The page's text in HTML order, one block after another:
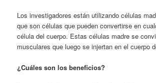
Los investigadores están utilizando células
que son células que pueden convertirse en
célula del cuerpo. Estas células madre se
musculares que luego se injertan en el cuerpo
¿Cuáles son los beneficios?